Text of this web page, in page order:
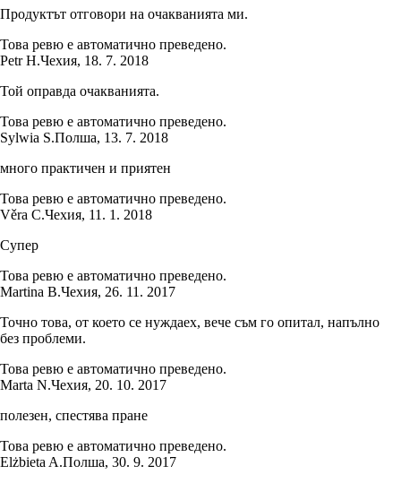
Продуктът отговори на очакванията ми.
Това ревю е автоматично преведено.
Petr H.Чехия, 18. 7. 2018
Той оправда очакванията.
Това ревю е автоматично преведено.
Sylwia S.Полша, 13. 7. 2018
много практичен и приятен
Това ревю е автоматично преведено.
Věra C.Чехия, 11. 1. 2018
Супер
Това ревю е автоматично преведено.
Martina B.Чехия, 26. 11. 2017
Точно това, от което се нуждаех, вече съм го опитал, напълно
без проблеми.
Това ревю е автоматично преведено.
Marta N.Чехия, 20. 10. 2017
полезен, спестява пране
Това ревю е автоматично преведено.
Elżbieta A.Полша, 30. 9. 2017